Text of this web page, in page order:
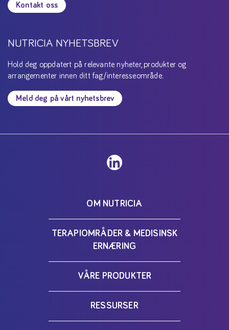
Kontakt oss
NUTRICIA NYHETSBREV
Hold deg oppdatert på relevante nyheter, produkter og
arrangementer innen ditt fag/interesseområde.
Meld deg på vårt nyhetsbrev
OM NUTRICIA
TERAPIOMRÅDER & MEDISINSK
ERNÆRING
VÅRE PRODUKTER
RESSURSER